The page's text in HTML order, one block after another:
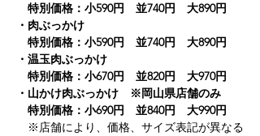
特別価格：小590円　並740円　大890円
・肉ぶっかけ
特別価格：小590円　並740円　大890円
・温玉肉ぶっかけ
特別価格：小670円　並820円　大970円
・山かけ肉ぶっかけ　※岡山県店舗のみ
特別価格：小690円　並840円　大990円
※店舗により、価格、サイズ表記が異なる